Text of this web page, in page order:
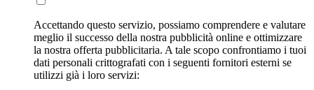
Accettando questo servizio, possiamo comprendere e valutare
meglio il successo della nostra pubblicità online e ottimizzare
la nostra offerta pubblicitaria. A tale scopo confrontiamo i tuoi
dati personali crittografati con i seguenti fornitori esterni se
utilizzi già i loro servizi: